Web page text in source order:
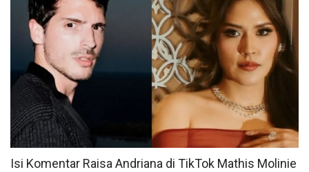
Isi Komentar Raisa Andriana di TikTok Mathis Molinie